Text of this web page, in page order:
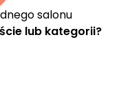
salonu
lub kategorii?